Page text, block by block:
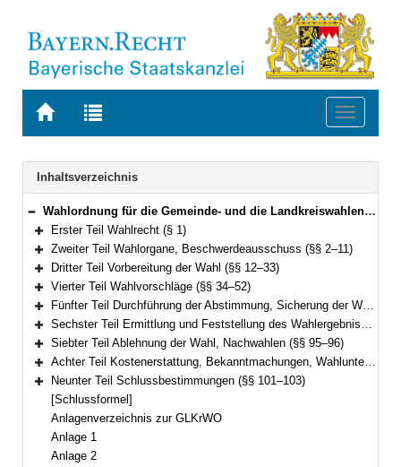
Zur
BAYERN.RECHT
Zur
letzten
Suche
Toggle
Navigation
Inhaltsverzeichnis
Bereich reduzieren
Wahlordnung für die Gemeinde- und die Landkreiswahlen (Gemeinde- und Landkreiswahlordnung – GLKrWO) Vom 7. November 2006 (GVBl. S. 852) BayRS 2021-1/2-1-I (§§ 1–103)
Bereich erweitern
Erster Teil Wahlrecht (§ 1)
Bereich erweitern
Zweiter Teil Wahlorgane, Beschwerdeausschuss (§§ 2–11)
Bereich erweitern
Dritter Teil Vorbereitung der Wahl (§§ 12–33)
Bereich erweitern
Vierter Teil Wahlvorschläge (§§ 34–52)
Bereich erweitern
Fünfter Teil Durchführung der Abstimmung, Sicherung der Wahlfreiheit, Briefwahl (§§ 53–78)
Bereich erweitern
Sechster Teil Ermittlung und Feststellung des Wahlergebnisses (§§ 79–94)
Bereich erweitern
Siebter Teil Ablehnung der Wahl, Nachwahlen (§§ 95–96)
Bereich erweitern
Achter Teil Kostenerstattung, Bekanntmachungen, Wahlunterlagen (§§ 97–100)
Bereich erweitern
Neunter Teil Schlussbestimmungen (§§ 101–103)
[Schlussformel]
Anlagenverzeichnis zur GLKrWO
Anlage 1
Anlage 2